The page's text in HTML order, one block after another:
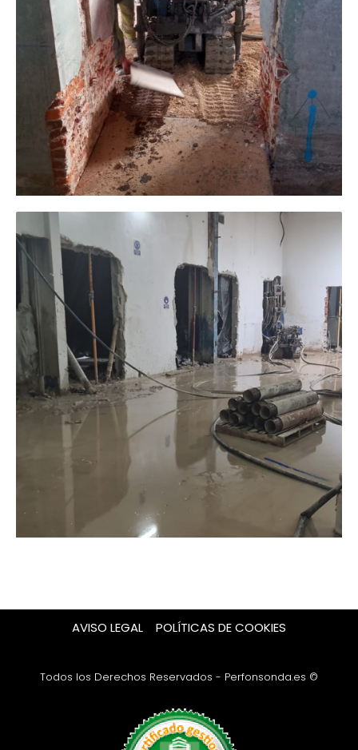
AVISO LEGAL POLÍTICAS DE COOKIES
Todos los Derechos Reservados - Perfonsonda.es ©